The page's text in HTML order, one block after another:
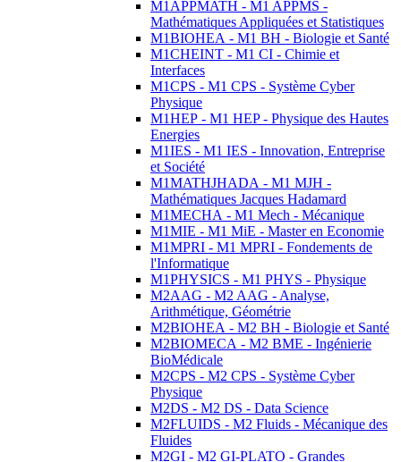
M1APPMATH - M1 APPMS -
Mathématiques Appliquées et Statistiques
M1BIOHEA - M1 BH - Biologie et Santé
M1CHEINT - M1 CI - Chimie et
Interfaces
M1CPS - M1 CPS - Système Cyber
Physique
M1HEP - M1 HEP - Physique des Hautes
Energies
M1IES - M1 IES - Innovation, Entreprise
et Société
M1MATHJHADA - M1 MJH -
Mathématiques Jacques Hadamard
M1MECHA - M1 Mech - Mécanique
M1MIE - M1 MiE - Master en Economie
M1MPRI - M1 MPRI - Fondements de
l'Informatique
M1PHYSICS - M1 PHYS - Physique
M2AAG - M2 AAG - Analyse,
Arithmétique, Géométrie
M2BIOHEA - M2 BH - Biologie et Santé
M2BIOMECA - M2 BME - Ingénierie
BioMédicale
M2CPS - M2 CPS - Système Cyber
Physique
M2DS - M2 DS - Data Science
M2FLUIDS - M2 Fluids - Mécanique des
Fluides
M2GI - M2 GI-PLATO - Grandes